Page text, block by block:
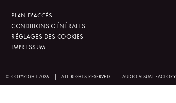
PLAN D'ACCÈS
CONDITIONS GÉNÉRALES
RÉGLAGES DES COOKIES
IMPRESSUM
© COPYRIGHT 2026 | ALL RIGHTS RESERVED | AUDIO VISUAL FACTORY